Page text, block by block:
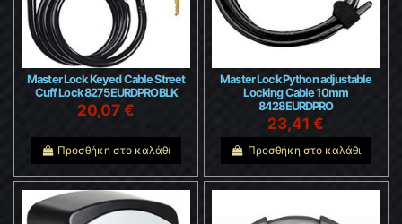
Master Lock Keyed Cable Street
Cuff Lock 8275EURDPROBLK
20,07 €
Προσθήκη στο καλάθι
Master Lock Python adjustable
Locking Cable 10mm
8428EURDPRO
23,41 €
Προσθήκη στο καλάθι